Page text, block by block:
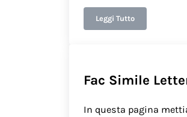
Leggi TuttoFac Simile Lettera
Fac Simile
In questa pagina